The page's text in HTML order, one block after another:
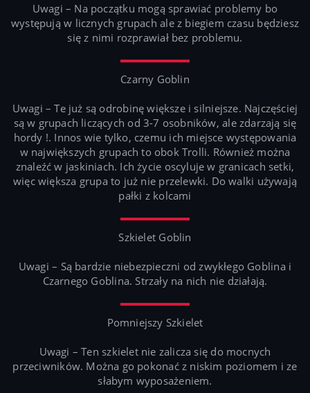
Uwagi – Na początku mogą sprawiać problemy bo
występują w licznych grupach ale z biegiem czasu będziesz
się z nimi rozprawiał bez problemu.
Czarny Goblin
Uwagi – Te już są odrobinę większe i silniejsze. Najczęściej
są w grupach liczących od 3-7 osobników, ale zdarzają się
hordy !. Innos wie tylko, czemu ich miejsce występowania
w największych grupach to obok Trolli. Również można
znaleźć w jaskiniach. Ich życie oscyluje w granicach setki,
więc większa grupa to już nie przelewki. Do walki używają
pałki z kolcami
Szkielet Goblin
Uwagi – Są bardzie niebezpieczni od zwykłego Goblina i
Czarnego Goblina. Strzały na nich nie działają.
Pomniejszy Szkielet
Uwagi – Ten szkielet nie zalicza się do mocnych
przeciwników. Można go pokonać z niskim poziomem i ze
słabym wyposażeniem.